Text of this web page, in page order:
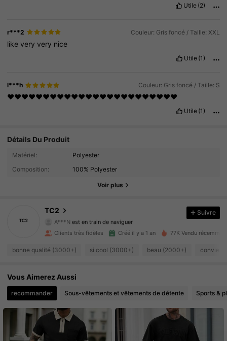
Utile (2)
r***2 Couleur: Gris foncé / Taille: XXL
likeveryvery nice
Utile (1)
l***h Couleur: Gris foncé / Taille: S
❤️❤️❤️❤️❤️❤️❤️❤️❤️❤️❤️❤️❤️❤️❤️❤️❤️❤️❤️❤️❤️❤️❤️❤️
Utile (1)
Détails Du Produit
Matériel:
Polyester
Composition:
100% Polyester
Voir plus
TC2
3K Suiveurs
A***N
est en train de naviguer
3K Suiveurs
4.89 3K Suiveurs
4.89 3K Suiveurs
3K Suiveurs
4.89 3K Suiveurs
Suivre
Clients très fidèles Créé il y a 1 an 77K Vendu
bonne qualité (3000+) si cool (3000+) beau (2000+) convient
Vous Aimerez Aussi
recommander Sous-vêtements et vêtements de détente Sports &